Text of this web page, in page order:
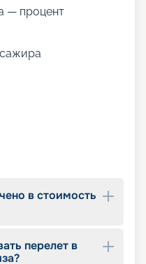
— процент
в стоимость
перелет в